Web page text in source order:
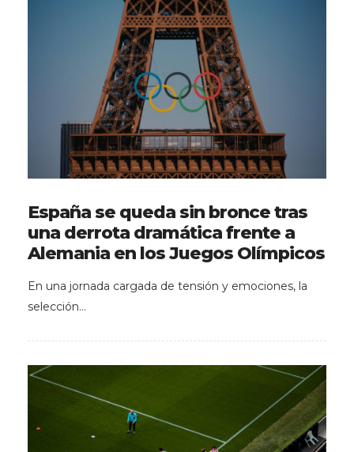
España se queda sin bronce tras
una derrota dramática frente a
Alemania en los Juegos Olímpicos
En una jornada cargada de tensión y emociones, la
selección…